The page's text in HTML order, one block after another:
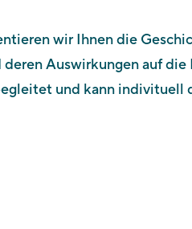
wir Ihnen die
Auswirkungen auf
und kann indivituell